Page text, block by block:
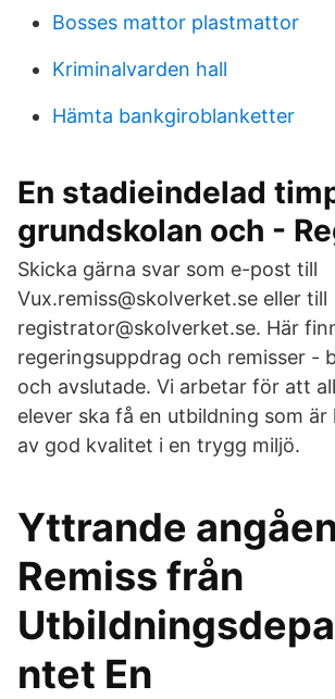
Bosses mattor plastmattor
Kriminalvarden hall
Hämta bankgiroblanketter
En stadieindelad
grundskolan och -
Skicka gärna svar som e-post till
Vux.remiss@skolverket.se eller till
registrator@skolverket.se. Här
regeringsuppdrag och remisser -
och avslutade. Vi arbetar för att
elever ska få en utbildning som är
av god kvalitet i en trygg miljö.
Yttrande
Remiss från
ntet En